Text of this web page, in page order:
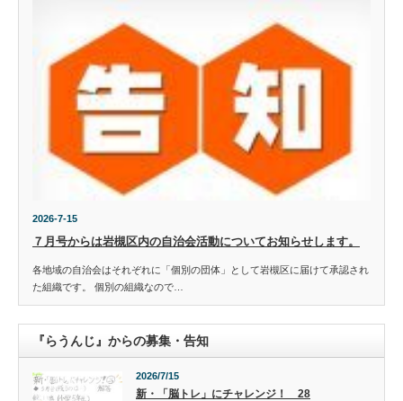
2026-7-15
７月号からは岩槻区内の自治会活動についてお知らせします。
各地域の自治会はそれぞれに「個別の団体」として岩槻区に届けて承認され
た組織です。 個別の組織なので…
『らうんじ』からの募集・告知
2026/7/15
新・「脳トレ」にチャレンジ！ 28